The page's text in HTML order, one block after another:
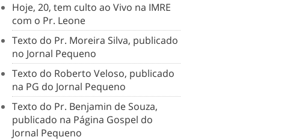
Hoje, 20, tem culto ao Vivo na IMRE
com o Pr. Leone
Texto do Pr. Moreira Silva, publicado
no Jornal Pequeno
Texto do Roberto Veloso, publicado
na PG do Jornal Pequeno
Texto do Pr. Benjamin de Souza,
publicado na Página Gospel do
Jornal Pequeno